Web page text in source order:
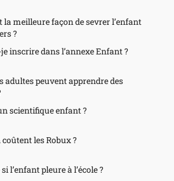
la meilleure façon de sevrer l’enfant
?
inscrire dans l’annexe Enfant ?
adultes peuvent apprendre des
scientifique enfant ?
les Robux ?
l’enfant pleure à l’école ?